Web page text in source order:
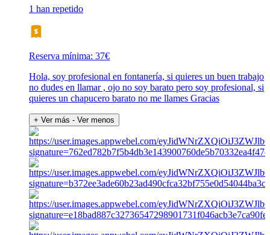
1 han repetido
Reserva mínima: 37€
Hola, soy profesional en fontanería, si quieres un buen trabajo
no dudes en llamar , ojo no soy barato pero soy profesional, si
quieres un chapucero barato no me llames Gracias
+ Ver más - Ver menos